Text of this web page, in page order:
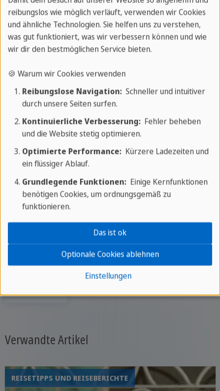
20. Planen Sie Ihren Transport im Voraus
Planen Sie Ihre Transportmittel im Voraus,
Bahntickets frühzeitig oder mieten Sie ein Auto,
wenn Sie sich mit dem Autofahren in Kuba
auskennen.
Wenn Sie diese Tipps befolgen und Ihre
Reise mit Sprachcaffe planen, sind Sie
bestens auf ein fantastisches Abenteuer in
Kuba vorbereitet. Genießen Sie die
lebendige Kultur, die atemberaubenden
Gastfreundschaft, die Kuba zu einem
wirklich einzigartigen Reiseziel machen!
Verwandte Artikel
REISETIPPS UND REISEBERICHTE
reibungslos wie möglich verläuft, verwenden wir Cookies
und ähnliche Technologien. Sie helfen uns zu verstehen,
was gut funktioniert, was wir verbessern können und wie
wir dir den bestmöglichen Service bieten.
🍪 Warum wir Cookies verwenden
Reibungslose Navigation:Schneller und intuitiver
durch unsere Seiten surfen.
Kontinuierliche Verbesserung:Fehler beheben
und die Website stetig optimieren.
Optimierte Performance:Kürzere Ladezeiten und
ein flüssiger Ablauf.
Grundlegende Funktionen:Einige Kernfunktionen
benötigen Cookies, um ordnungsgemäß zu
funktionieren.
Einstellungen
Optionale Cookies ablehnen
Das ist ok